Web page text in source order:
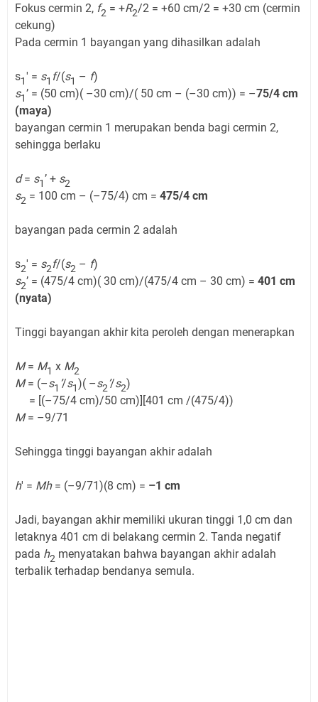
Fokus cermin 2, f2 = +R2/2 = +60 cm/2 = +30 cm (cermin
cekung)
Pada cermin 1 bayangan yang dihasilkan adalah
s1' = s1 f/(s1 – f)
s1’ = (50 cm)( –30 cm)/( 50 cm – (–30 cm)) = –75/4 cm
(maya)
bayangan cermin 1 merupakan benda bagi cermin 2,
sehingga berlaku
d= s1’ + s2
s2 = 100 cm – (–75/4) cm = 475/4 cm
bayangan pada cermin 2 adalah
s2' = s2f/(s2 – f)
s2’ = (475/4 cm)( 30 cm)/(475/4 cm – 30 cm) = 401 cm
(nyata)
Tinggi bayangan akhir kita peroleh dengan menerapkan
M= M1 x M2
M= (–s1 ’/s1)( –s2’/s2)
= [(–75/4 cm)/50 cm)][401 cm /(475/4))
M= –9/71
Sehingga tinggi bayangan akhir adalah
h' = Mh= (–9/71)(8 cm) = –1 cm
Jadi, bayangan akhir memiliki ukuran tinggi 1,0 cm dan
letaknya 401 cm di belakang cermin 2. Tanda negatif
pada h2 menyatakan bahwa bayangan akhir adalah
terbalik terhadap bendanya semula.